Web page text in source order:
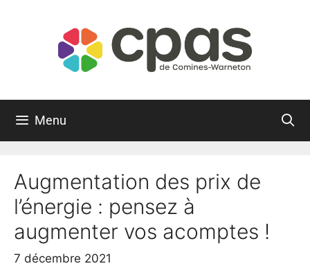
Menu
Augmentation des prix de
l’énergie : pensez à
augmenter vos acomptes !
7 décembre 2021